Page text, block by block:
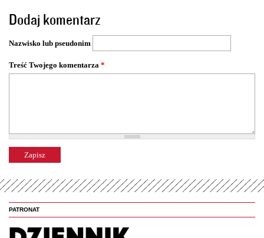
r
o
n
y
Dodaj komentarz
Nazwisko lub pseudonim
Treść Twojego komentarza *
PATRONAT